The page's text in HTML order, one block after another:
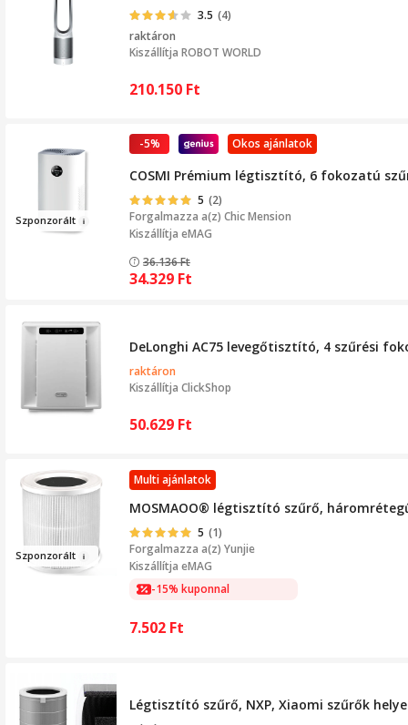
3.5 (4)
raktáron
Kiszállítja ROBOT WORLD
210.150 Ft
Szponzorált
Okos ajánlatok
-5%
COSMI Prémium légtisztító, 6 fokozatú
5 (2)
Forgalmazza a(z) Chic Mension
Kiszállítja eMAG
36.136Ft
34.329 Ft
DeLonghi AC75 levegőtisztító, 4 szűrési
raktáron
Kiszállítja ClickShop
50.629 Ft
Szponzorált
Multi ajánlatok
MOSMAOO® légtisztító szűrő,
5 (1)
Forgalmazza a(z) Yunjie
Kiszállítja eMAG
-15% kuponnal
7.502 Ft
Légtisztító szűrő, NXP, Xiaomi szűrők